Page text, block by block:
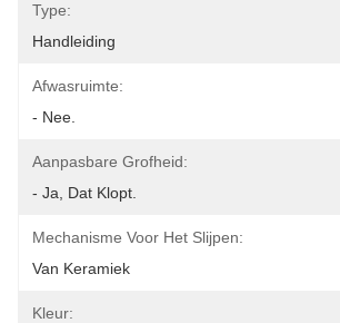
Type:
Handleiding
Afwasruimte:
- Nee.
Aanpasbare Grofheid:
- Ja, Dat Klopt.
Mechanisme Voor Het Slijpen:
Van Keramiek
Kleur: